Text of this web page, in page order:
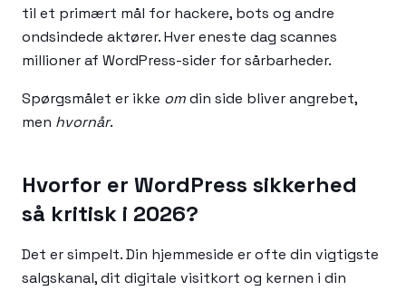
til et primært mål for hackere, bots og andre
ondsindede aktører. Hver eneste dag scannes
millioner af WordPress-sider for sårbarheder.
Spørgsmålet er ikke omdin side bliver angrebet,
men hvornår.
Hvorfor er WordPress sikkerhed
så kritisk i 2026?
Det er simpelt. Din hjemmeside er ofte din vigtigste
salgskanal, dit digitale visitkort og kernen i din